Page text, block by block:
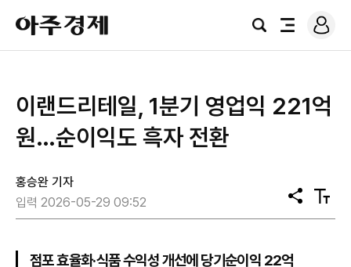
아
주
경
검
전
로
그
이랜드리테일, 1분기 영업익 221억
원…순이익도 흑자 전환
홍승완 기자
입력 2026-05-29 09:52
공
유
텍
스
점포 효율화·식품 수익성 개선에 당기순이익 22억